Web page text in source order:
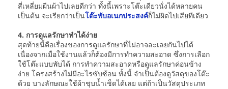
สี่เหลี่ยมผืนผ้าไปเลยดีกว่า ทั้งนี้เพราะโต๊ะเดียวนั่งได้หลายคน
เป็นต้น จะเรียกว่าเป็นโต๊ะพับอเนกประสงค์ก็ไม่ผิดไปเสียทีเดียว
4. การดูแลรักษาทำได้ง่าย
สุดท้ายนี้คือเรื่องของการดูแลรักษาที่ไม่อาจละเลยกันไปได้
เนื่องจากเมื่อใช้งานแล้วก็ต้องมีการทำความสะอาด ซึ่งการเลือก
ใช้โต๊ะแบบพับได้ การทำความสะอาดหรือดูแลรักษาค่อนข้าง
ง่าย โครงสร้างไม่มีอะไรซับซ้อน ทั้งนี้ จำเป็นต้องดูวัสดุของโต๊ะ
ด้วย บางลักษณะใช้ผ้าชุบน้ำเช็ดได้เลย แต่ถ้าเป็นวัสดุประเภท